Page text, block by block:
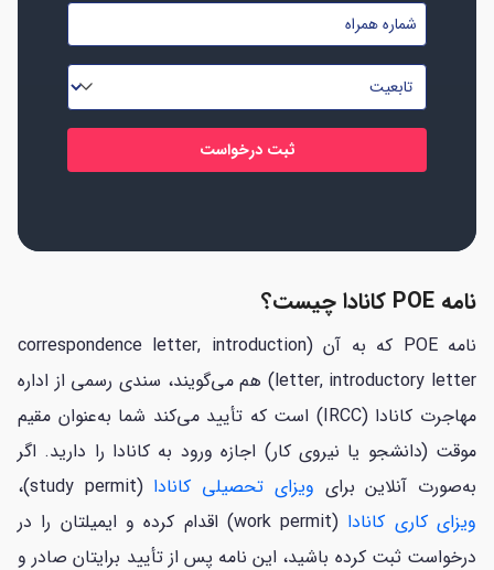
نام
خانوادگی
شماره
موبایل
تابعیت
*
نامه POE کانادا چیست؟
نامه POE که به آن (correspondence letter, introduction
letter, introductory letter) هم می‌گویند، سندی رسمی از اداره
مهاجرت کانادا (IRCC) است که تأیید می‌کند شما به‌عنوان مقیم
موقت (دانشجو یا نیروی کار) اجازه ورود به کانادا را دارید. اگر
به‌صورت آنلاین برای ویزای تحصیلی کانادا (study permit)،
ویزای کاری کانادا
(work permit) اقدام کرده و ایمیلتان را در
درخواست ثبت کرده باشید، این نامه پس از تأیید برایتان صادر و